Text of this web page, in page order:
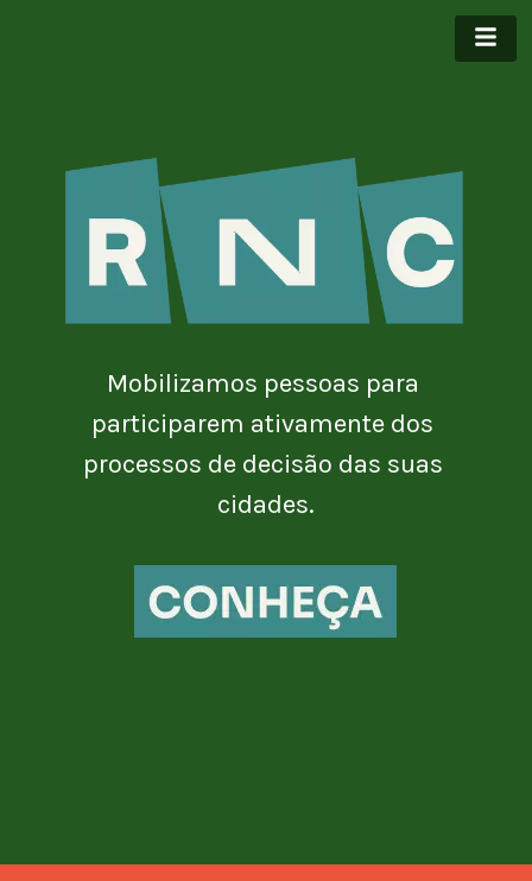
Mobilizamos pessoas para
participarem ativamente dos
processos de decisão das suas
cidades.